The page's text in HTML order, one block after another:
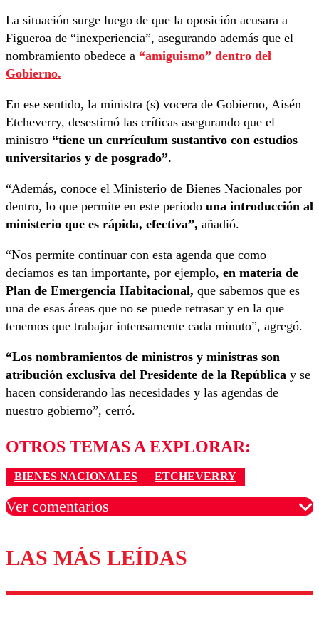
La situación surge luego de que la oposición acusara a
Figueroa de “inexperiencia”, asegurando además que el
nombramiento obedece a “amiguismo” dentro del
Gobierno.
En ese sentido, la ministra (s) vocera de Gobierno, Aisén
Etcheverry, desestimó las críticas asegurando que el
ministro “tiene un currículum sustantivo con estudios
universitarios y de posgrado”.
“Además, conoce el Ministerio de Bienes Nacionales por
dentro, lo que permite en este periodo una introducción al
ministerio que es rápida, efectiva”, añadió.
“Nos permite continuar con esta agenda que como
decíamos es tan importante, por ejemplo, en materia de
Plan de Emergencia Habitacional, que sabemos que es
una de esas áreas que no se puede retrasar y en la que
tenemos que trabajar intensamente cada minuto”, agregó.
“Los nombramientos de ministros y ministras son
atribución exclusiva del Presidente de la República y se
hacen considerando las necesidades y las agendas de
nuestro gobierno”, cerró.
OTROS TEMAS A EXPLORAR:
BIENES NACIONALES ETCHEVERRY
Ver comentarios
Los comentarios son moderados para garantizar un
diálogo respetuoso.
Nombre
LAS MÁS LEÍDAS